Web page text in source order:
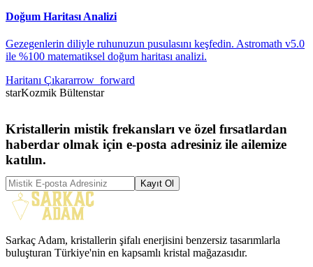
Doğum Haritası Analizi
Gezegenlerin diliyle ruhunuzun pusulasını keşfedin. Astromath v5.0
ile %100 matematiksel doğum haritası analizi.
Haritanı Çıkararrow_forward
starKozmik Bültenstar
Kristallerin mistik frekansları ve özel fırsatlardan
haberdar olmak için e-posta adresiniz ile ailemize
katılın.
Kayıt Ol
Sarkaç Adam, kristallerin şifalı enerjisini benzersiz tasarımlarla
buluşturan Türkiye'nin en kapsamlı kristal mağazasıdır.